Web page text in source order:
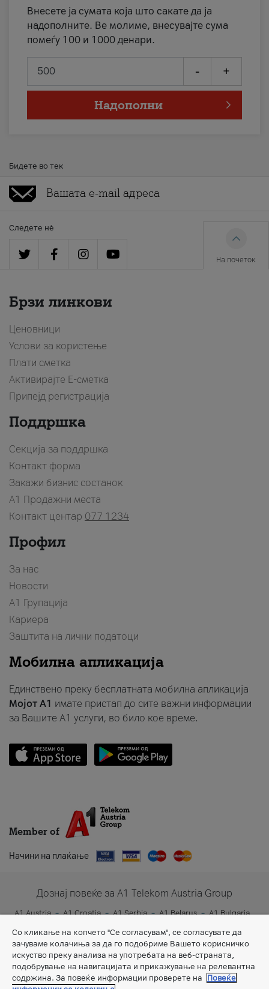
Внесете ја сумата која што сакате да ја
надополните. Ве молиме, внесувајте сума
помеѓу 100 и 1000 денари.
- +
Надополни
Бидете во тек
Следете нè
На почеток
Брзи линкови
Ценовници
Услови за користење
Плати сметка
Активирајте Е-сметка
Припејд регистрација
Поддршка
Секција за поддршка
Контакт форма
Закажи бизнис состанок
A1 Продажни места
Контакт центар 077 1234
Профил
За нас
Новости
А1 Групација
Кариера
Заштита на лични податоци
Мобилна апликација
Единствено преку бесплатната мобилна апликација
Мојот A1 имате пристап до сите важни информации
за Вашите A1 услуги, во било кое време.
Member of
Начини на плаќање
Дознај повеќе за A1 Telekom Austria Group
A1 Austria A1 Croatia A1 Serbia A1 Belarus
A1 Bulgaria
Со кликање на копчето "Се согласувам", се согласувате да
зачуваме колачиња за да го подобриме Вашето корисничко
искуство преку анализа на употребата на веб-страната,
подобрување на навигацијата и прикажување на релевантна
содржина. За повеќе информации проверете на
Повеќе